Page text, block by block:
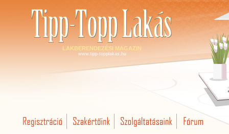
LAKBERENDEZÉSI MAGAZIN
www.tipp-topplakas.hu